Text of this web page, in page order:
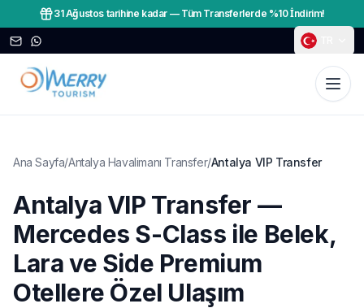
31 Ağustos tarihine kadar — Tüm Transferlerde %10 İndirim!
Ana Sayfa/Antalya Havalimanı Transfer/Antalya VIP Transfer
Antalya VIP Transfer —
Mercedes S-Class ile Belek,
Lara ve Side Premium
Otellere Özel Ulaşım